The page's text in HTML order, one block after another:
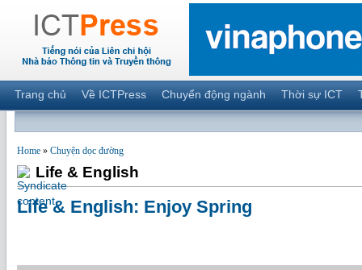
Trang chủ Về ICTPress Chuyển động ngành Thời sự ICT
Home » Chuyện dọc đường
Life & English
Life & English: Enjoy Spring